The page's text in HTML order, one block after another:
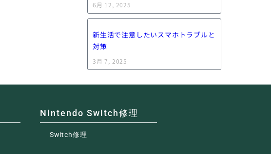
6月 12, 2025
新生活で注意したいスマホトラブルと
対策
3月 7, 2025
Nintendo Switch修理
Switch修理